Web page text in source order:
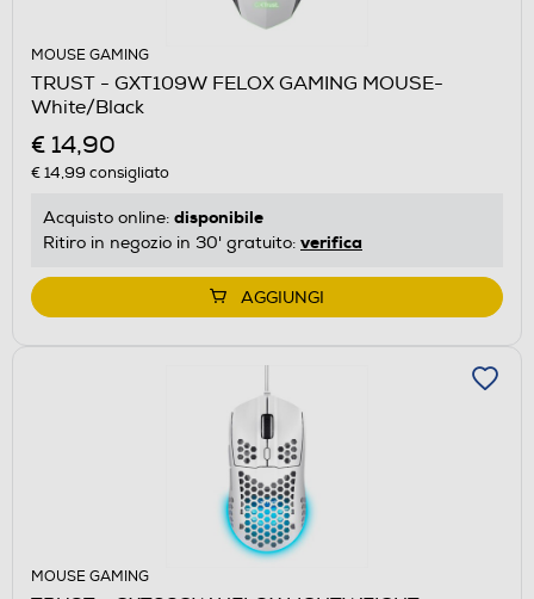
MOUSE GAMING
TRUST - GXT109W FELOX GAMING MOUSE-
White/Black
€ 14,90
€ 14,99 consigliato
Acquisto online: disponibile
Ritiro in negozio in 30' gratuito: verifica
AGGIUNGI
MOUSE GAMING